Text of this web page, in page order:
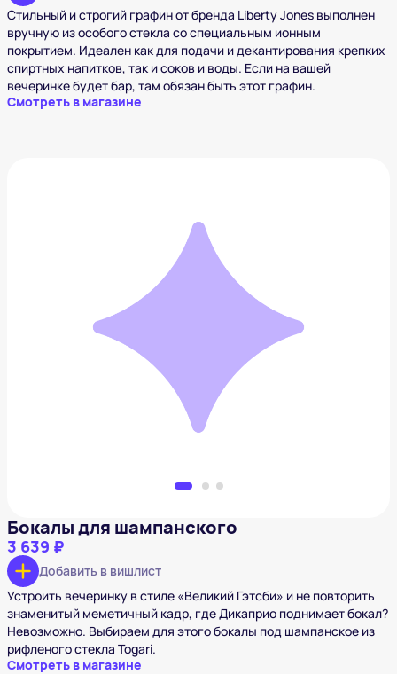
Стильный и строгий графин от бренда Liberty Jones выполнен
вручную из особого стекла со специальным ионным
покрытием. Идеален как для подачи и декантирования крепких
спиртных напитков, так и соков и воды. Если на вашей
вечеринке будет бар, там обязан быть этот графин.
Смотреть в магазине
Добавить в вишлист
Бокалы для шампанского
3 639 ₽
Добавить в вишлист
Устроить вечеринку в стиле «Великий Гэтсби» и не повторить
знаменитый меметичный кадр, где Дикаприо поднимает бокал?
Невозможно. Выбираем для этого бокалы под шампанское из
рифленого стекла Togari.
Смотреть в магазине